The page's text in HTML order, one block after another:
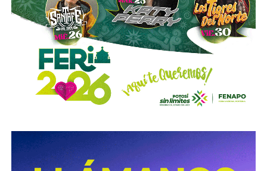
de los tormentos.
Sigue existiendo tardanza por parte de estas mismas
autoridades pararepintar o rescatar las señales que
no solo ahí, sino en toda la ciudad, están mal pintadas,
opacas, mal colocadas o tapadas por árboles
compartieron videos, que criticaron al
conductores hacia peatones
(como si eso no fuera pan
de cada día), ¿por qué no acompañaron sus post con un
“circule con cuidado”, “cumpla con lo establecido”,